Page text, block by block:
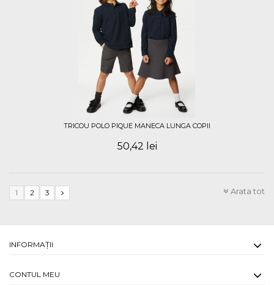
TRICOU POLO PIQUE MANECA LUNGA COPII
50,42 lei
Arata tot
1 2 3
INFORMAŢII
CONTUL MEU